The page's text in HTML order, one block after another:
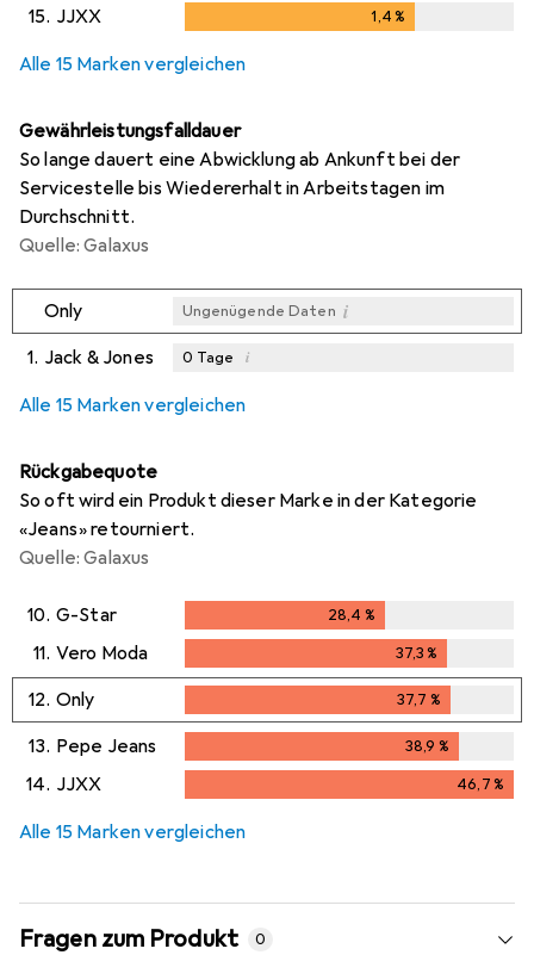
15. JJXX 1,4%
Alle 15 Marken vergleichen
Gewährleistungsfalldauer
So lange dauert eine Abwicklung ab Ankunft bei der
Servicestelle bis Wiedererhalt in Arbeitstagen im
Durchschnitt.
Quelle: Galaxus
Only Ungenügende Daten i
1. Jack & Jones 0 Tage i
Alle 15 Marken vergleichen
Rückgabequote
So oft wird ein Produkt dieser Marke in der Kategorie
«Jeans» retourniert.
Quelle: Galaxus
10. G-Star 28,4 %
11. Vero Moda 37,3%
12. Only 37,7 %
13. Pepe Jeans 38,9 %
38,9%
14. JJXX 46,7%
Alle 15 Marken vergleichen
Fragen zum Produkt 0